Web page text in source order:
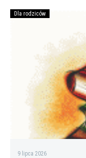
Dla rodziców
9 lipca 2026